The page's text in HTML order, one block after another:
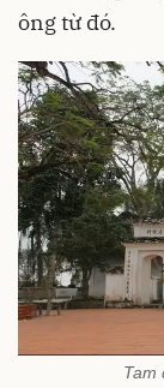
ông từ đó.
Tam